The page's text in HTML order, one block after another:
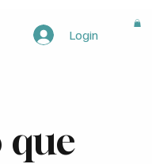
Login
que